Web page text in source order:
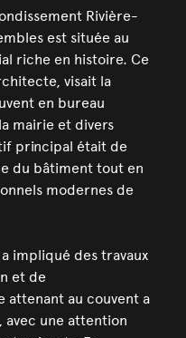
Rivière-
est située au
riche en histoire. Ce
visait la
en bureau
mairie et divers
principal était de
du bâtiment tout en
modernes de
impliqué des travaux
et de
attenant au couvent a
une attention